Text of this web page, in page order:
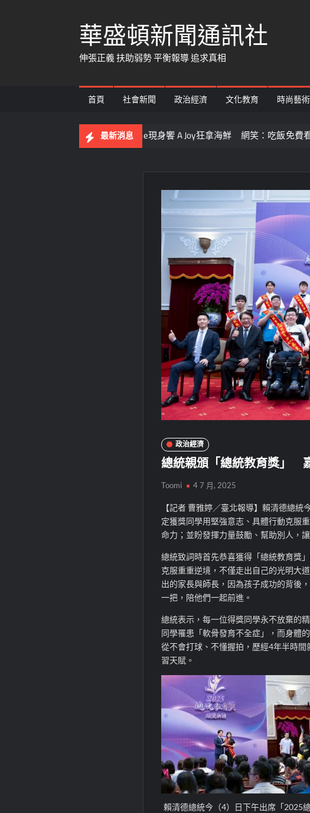
華盛頓新聞通訊社
伸張正義 扶助弱勢 平衡報導 追求真相
首頁 社會新聞 政治經濟 文化教育 時尚藝術
最新消息
灌籃王也來朝聖！LaVine現身饗 A Joy狂拿海鮮 網笑：吃飯免費看球星
政治經濟
總統親頒「總統教育獎」
Toomi 4 7 月, 2025
【記者 曹雅婷／臺北報導】賴清德總
定獲獎同學用堅強意志、具體行動克服
命力；並盼發揮力量鼓勵、幫助別人，
總統致詞時首先恭喜獲得「總統教育獎
克服重重逆境，不僅走出自己的光明大
出的家長與師長，因為孩子成功的背後
一把，陪他們一起前進。
總統表示，每一位得獎同學永不放棄的
同學罹患「軟骨發育不全症」，而身體
從不會打球、不懂握拍，歷經4年半時
習天賦。
賴清德總統今（4）日下午出席「2025